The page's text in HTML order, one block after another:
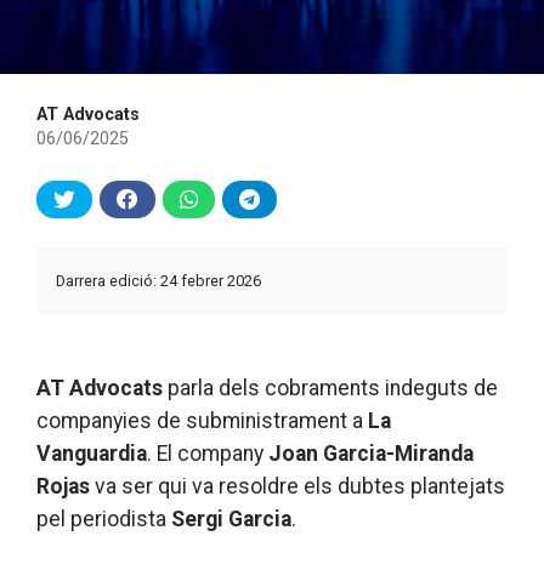
AT Advocats
06/06/2025
Darrera edició: 24 febrer 2026
AT Advocats parla dels cobraments indeguts de
companyies de subministrament a La
Vanguardia. El company Joan Garcia-Miranda
Rojas va ser qui va resoldre els dubtes plantejats
pel periodista Sergi Garcia.